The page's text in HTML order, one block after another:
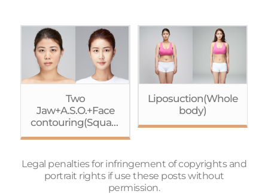
jaw
Reduction+Geniopl
asty)+Eye
surgery(Non-
incision+Ptosis
correction)+Rhinop
lasty+Fat
graft(Forehead)
Two
Jaw+A.S.O.+Face
contouring(Square
jaw
one
Reduction+Geniopl
asty)+Eye
Liposuction(Whole
body)
Legal penalties for infringement of copyrights and
portrait rights if use these posts without
permission.